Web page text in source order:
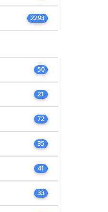
2293
50
21
72
35
41
33